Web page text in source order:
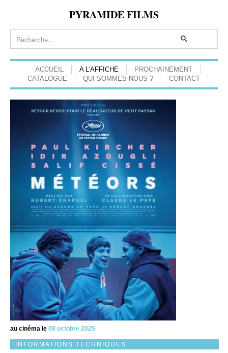
PYRAMIDE FILMS
ACCUEIL A L'AFFICHE
PROCHAINEMENT
CATALOGUE
QUI SOMMES-NOUS ? CONTACT
au cinéma le 08 octobre 2025
INFORMATIONS TECHNIQUES